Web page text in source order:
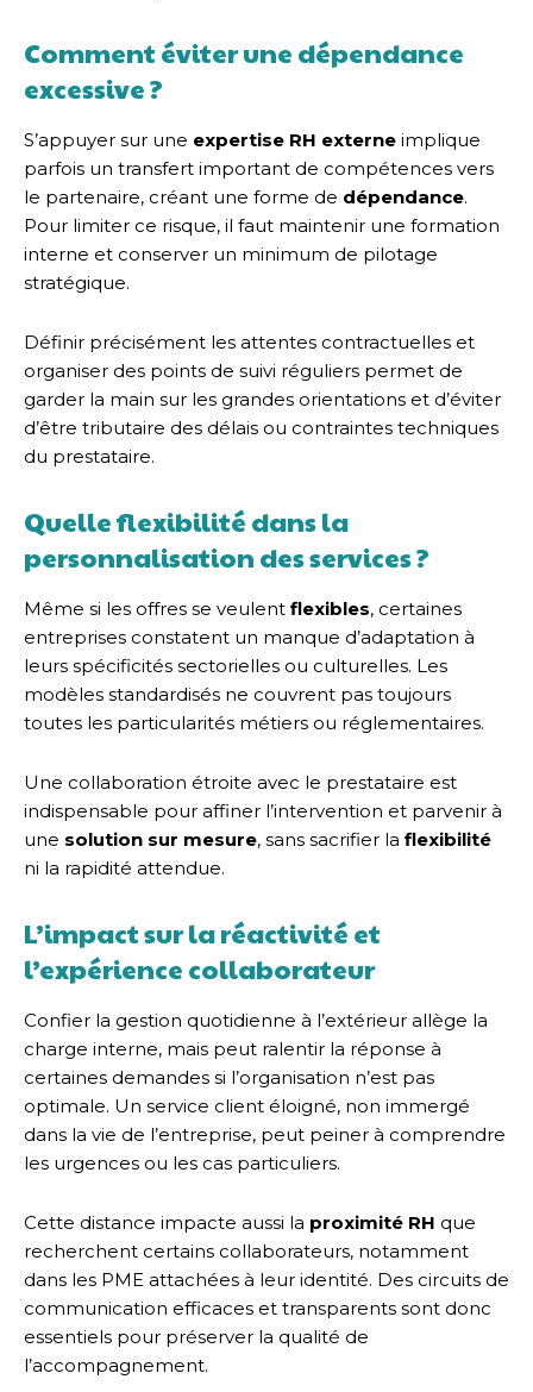
Comment éviter une dépendance
excessive ?
S’appuyer sur une expertise RH externe implique
parfois un transfert important de compétences vers
le partenaire, créant une forme de dépendance.
Pour limiter ce risque, il faut maintenir une formation
interne et conserver un minimum de pilotage
stratégique.
Définir précisément les attentes contractuelles et
organiser des points de suivi réguliers permet de
garder la main sur les grandes orientations et d’éviter
d’être tributaire des délais ou contraintes techniques
du prestataire.
Quelle flexibilité dans la
personnalisation des services ?
Même si les offres se veulent flexibles, certaines
entreprises constatent un manque d’adaptation à
leurs spécificités sectorielles ou culturelles. Les
modèles standardisés ne couvrent pas toujours
toutes les particularités métiers ou réglementaires.
Une collaboration étroite avec le prestataire est
indispensable pour affiner l’intervention et parvenir à
une solution sur mesure, sans sacrifier la flexibilité
ni la rapidité attendue.
L’impact sur la réactivité et
l’expérience collaborateur
Confier la gestion quotidienne à l’extérieur allège la
charge interne, mais peut ralentir la réponse à
certaines demandes si l’organisation n’est pas
optimale. Un service client éloigné, non immergé
dans la vie de l’entreprise, peut peiner à comprendre
les urgences ou les cas particuliers.
Cette distance impacte aussi la proximité RH que
recherchent certains collaborateurs, notamment
dans les PME attachées à leur identité. Des circuits de
communication efficaces et transparents sont donc
essentiels pour préserver la qualité de
l’accompagnement.